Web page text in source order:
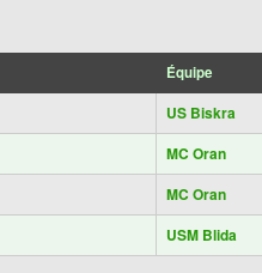
Équipe
US Biskra
MC Oran
MC Oran
USM Blida